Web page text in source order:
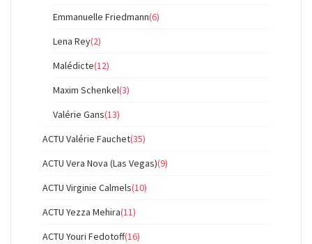
Emmanuelle Friedmann(6)
Lena Rey(2)
Malédicte(12)
Maxim Schenkel(3)
Valérie Gans(13)
ACTU Valérie Fauchet(35)
ACTU Vera Nova (Las Vegas)(9)
ACTU Virginie Calmels(10)
ACTU Yezza Mehira(11)
ACTU Youri Fedotoff(16)